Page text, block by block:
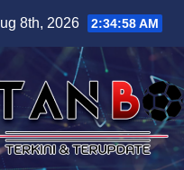
8th, 2026 2:34:59 AM